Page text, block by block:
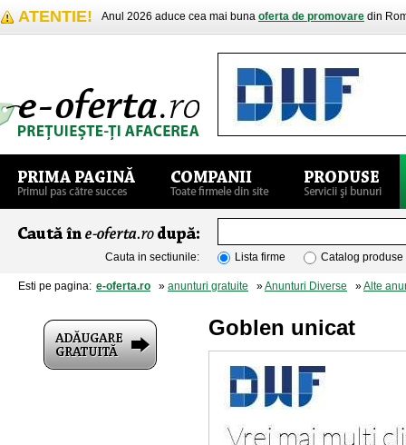
ATENTIE! Anul 2026 aduce cea mai buna oferta de promovare din
Cauta in sectiunile: Lista firme Catalog produse
Esti pe pagina: e-oferta.ro » anunturi gratuite »Anunturi Diverse »Alte
Goblen unicat